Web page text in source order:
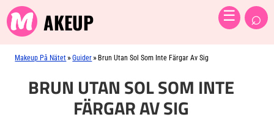
AKEUP ☰ ⌕
Makeup På Nätet »Guider » Brun Utan Sol Som Inte Färgar Av Sig
BRUN UTAN SOL SOM INTE
FÄRGAR AV SIG